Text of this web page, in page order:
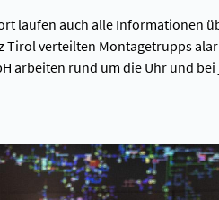
laufen auch alle Informationen
Tirol verteilten Montagetrupps
arbeiten rund um die Uhr und